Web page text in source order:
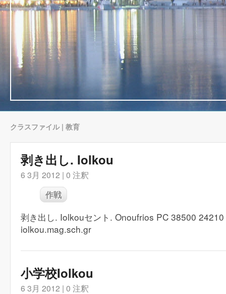
クラスファイル | 教育
剥き出し. Iolkou
6 3月 2012 | 0 注釈
作戦
剥き出し. Iolkouセント. Onoufrios P​​C 38500
iolkou.mag.sch.gr
小学校Iolkou
6 3月 2012 | 0 注釈